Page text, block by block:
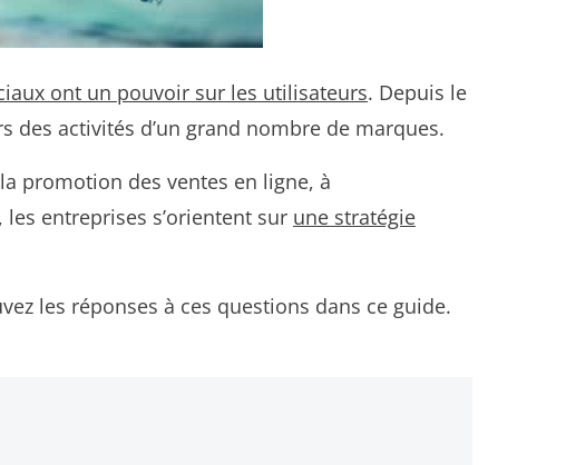
ont un pouvoir sur les utilisateurs. Depuis le
des activités d’un grand nombre de marques.
promotion des ventes en ligne, à
entreprises s’orientent sur une stratégie
les réponses à ces questions dans ce guide.